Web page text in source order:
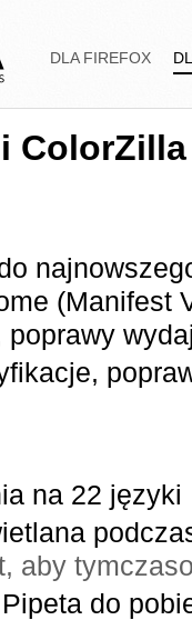
DLA FIREFOX
(Manifest
poprawy
na 22 języki
aby
do